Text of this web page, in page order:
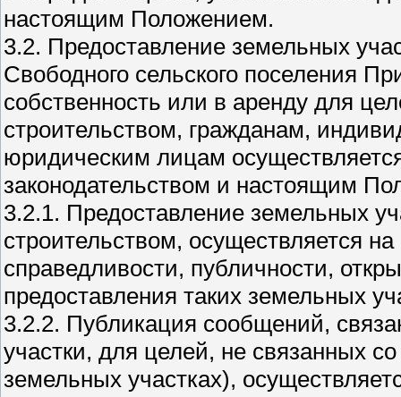
настоящим Положением.
3.2. Предоставление земельных
Свободного сельского поселения
собственность или в аренду для
строительством, гражданам,
юридическим лицам
законодательством и настоящим
3.2.1. Предоставление земельных
строительством, осуществляется
справедливости, публичности,
предоставления таких земельных
3.2.2. Публикация сообщений,
участки, для целей, не связанных
земельных участках),